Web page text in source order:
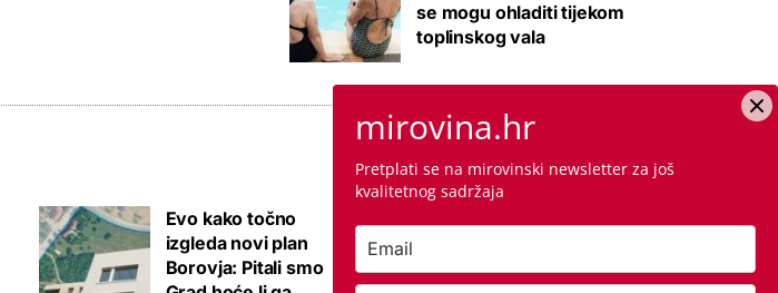
se mogu ohladiti tijekom
toplinskog vala
Evo kako točno
izgleda novi plan
Borovja: Pitali smo
znamo i da li ste
mirovina.hr
Pretplati se na mirovinski newsletter za još
kvalitetnog sadržaja